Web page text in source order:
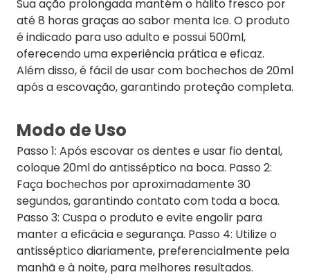
Sua ação prolongada mantém o hálito fresco por
até 8 horas graças ao sabor menta Ice. O produto
é indicado para uso adulto e possui 500ml,
oferecendo uma experiência prática e eficaz.
Além disso, é fácil de usar com bochechos de 20ml
após a escovação, garantindo proteção completa.
Modo de Uso
Passo 1: Após escovar os dentes e usar fio dental,
coloque 20ml do antisséptico na boca. Passo 2:
Faça bochechos por aproximadamente 30
segundos, garantindo contato com toda a boca.
Passo 3: Cuspa o produto e evite engolir para
manter a eficácia e segurança. Passo 4: Utilize o
antisséptico diariamente, preferencialmente pela
manhã e à noite, para melhores resultados.